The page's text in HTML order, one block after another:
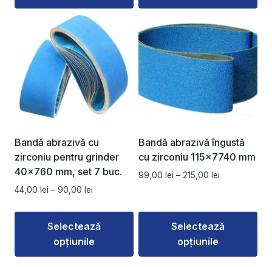
multe
variații.
Opțiunile
fi
alese
în
produsului.
produs
are
mai
multe
variații.
Opțiunile
fi
alese
pagina
Bandă abrazivă cu
zirconiu pentru grinder
40×760 mm, set 7 buc.
44,00 lei – 90,00 lei
prețuri:
44,00 lei
până
Selectează
opțiunile
Bandă abrazivă îngustă
cu zirconiu 115×7740 mm
99,00 lei – 215,00 lei
99,00 lei
până
Selectează
opțiunile